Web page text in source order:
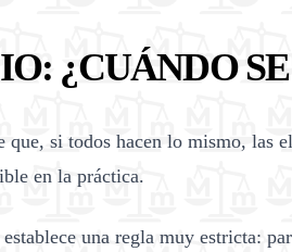
¿CUÁNDO
si todos hacen lo mismo, las
en la práctica.
una regla muy estricta: